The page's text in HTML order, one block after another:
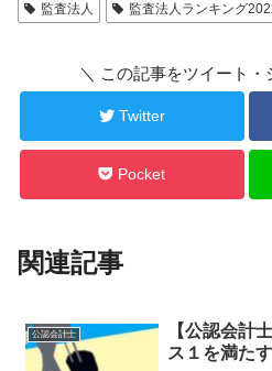
監査法人
監査法人ランキング
＼ この記事をツイート・
Twitter
Pocket
関連記事
公認会計士
【公認会計
ス１を満た